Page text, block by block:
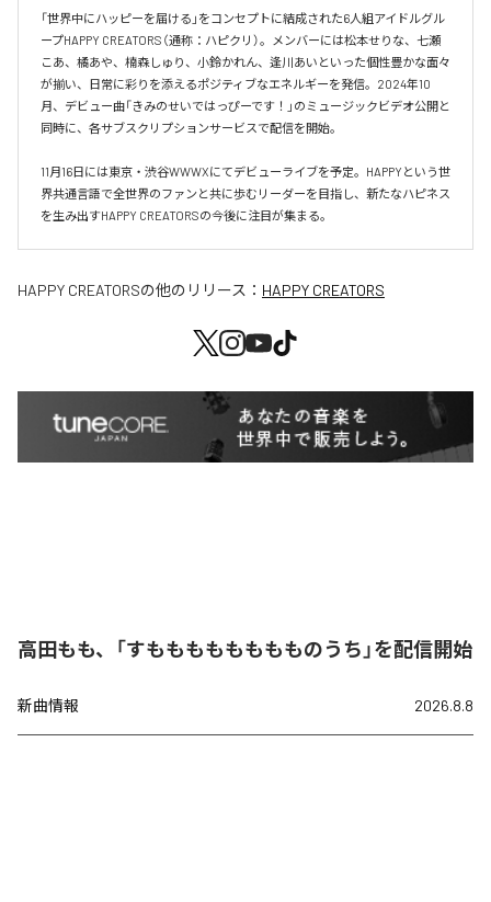
「世界中にハッピーを届ける」をコンセプトに結成された6人組アイドルグル
ープHAPPY CREATORS（通称：ハピクリ）。メンバーには松本せりな、七瀬
こあ、橘あや、楠森しゅり、小鈴かれん、逢川あいといった個性豊かな面々
が揃い、日常に彩りを添えるポジティブなエネルギーを発信。2024年10
月、デビュー曲「きみのせいではっぴーです！」のミュージックビデオ公開と
同時に、各サブスクリプションサービスで配信を開始。
11月16日には東京・渋谷WWWXにてデビューライブを予定。HAPPYという世
界共通言語で全世界のファンと共に歩むリーダーを目指し、新たなハピネス
を生み出すHAPPY CREATORSの今後に注目が集まる。
HAPPY CREATORSの他のリリース： HAPPY CREATORS
高田もも、「すもももももももものうち」を配信開始
新曲情報 2026.8.8